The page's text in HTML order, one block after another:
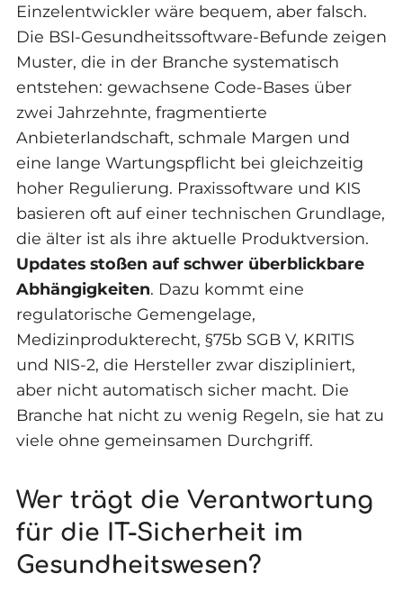
Einzelentwickler wäre bequem, aber falsch.
Die BSI-Gesundheitssoftware-Befunde zeigen
Muster, die in der Branche systematisch
entstehen: gewachsene Code-Bases über
zwei Jahrzehnte, fragmentierte
Anbieterlandschaft, schmale Margen und
eine lange Wartungspflicht bei gleichzeitig
hoher Regulierung. Praxissoftware und KIS
basieren oft auf einer technischen Grundlage,
die älter ist als ihre aktuelle Produktversion.
Updates stoßen auf schwer überblickbare
Abhängigkeiten. Dazu kommt eine
regulatorische Gemengelage,
Medizinprodukterecht, §75b SGB V, KRITIS
und NIS-2, die Hersteller zwar diszipliniert,
aber nicht automatisch sicher macht. Die
Branche hat nicht zu wenig Regeln, sie hat zu
viele ohne gemeinsamen Durchgriff.
Wer trägt die Verantwortung
für die IT-Sicherheit im
Gesundheitswesen?